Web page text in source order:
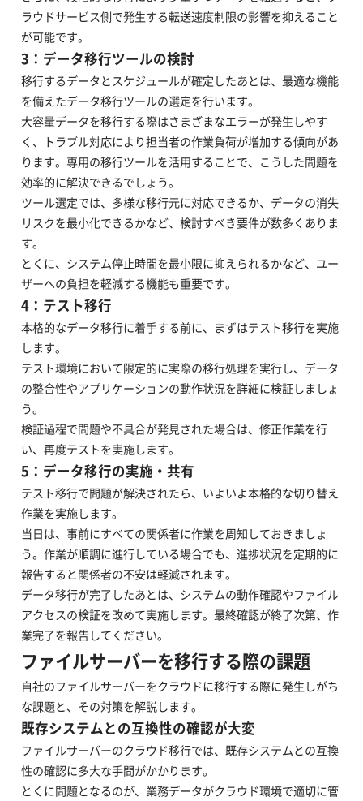
ラウドサービス側で発生する転送速度制限の影響を抑えること
が可能です。
3：データ移行ツールの検討
移行するデータとスケジュールが確定したあとは、最適な機能
を備えたデータ移行ツールの選定を行います。
大容量データを移行する際はさまざまなエラーが発生しやす
く、トラブル対応により担当者の作業負荷が増加する傾向があ
ります。専用の移行ツールを活用することで、こうした問題を
効率的に解決できるでしょう。
ツール選定では、多様な移行元に対応できるか、データの消失
リスクを最小化できるかなど、検討すべき要件が数多くありま
す。
とくに、システム停止時間を最小限に抑えられるかなど、ユー
ザーへの負担を軽減する機能も重要です。
4：テスト移行
本格的なデータ移行に着手する前に、まずはテスト移行を実施
します。
テスト環境において限定的に実際の移行処理を実行し、データ
の整合性やアプリケーションの動作状況を詳細に検証しましょ
う。
検証過程で問題や不具合が発見された場合は、修正作業を行
い、再度テストを実施します。
5：データ移行の実施・共有
テスト移行で問題が解決されたら、いよいよ本格的な切り替え
作業を実施します。
当日は、事前にすべての関係者に作業を周知しておきましょ
う。作業が順調に進行している場合でも、進捗状況を定期的に
報告すると関係者の不安は軽減されます。
データ移行が完了したあとは、システムの動作確認やファイル
アクセスの検証を改めて実施します。最終確認が終了次第、作
業完了を報告してください。
ファイルサーバーを移行する際の課題
自社のファイルサーバーをクラウドに移行する際に発生しがち
な課題と、その対策を解説します。
既存システムとの互換性の確認が大変
ファイルサーバーのクラウド移行では、既存システムとの互換
性の確認に多大な手間がかかります。
とくに問題となるのが、業務データがクラウド環境で適切に管